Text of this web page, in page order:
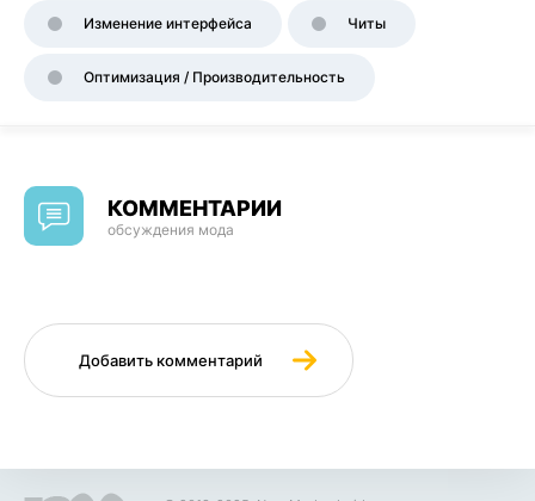
Изменение интерфейса Читы
Оптимизация / Производительность
КОММЕНТАРИИ
обсуждения мода
Добавить комментарий